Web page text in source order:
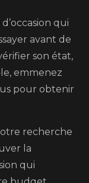
qui
avant de
son état,
emmenez
pour obtenir
recherche
la
qui